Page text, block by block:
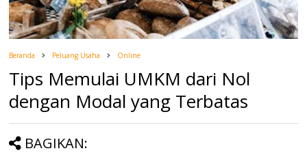
Beranda Peluang Usaha Online
Tips Memulai UMKM dari Nol
dengan Modal yang Terbatas
BAGIKAN: